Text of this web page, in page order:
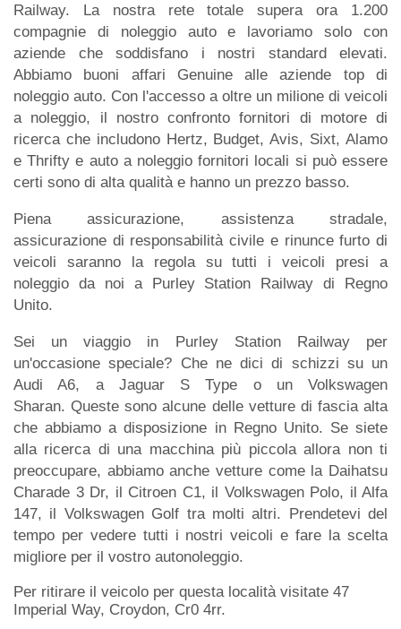
Railway. La nostra rete totale supera ora 1.200
compagnie di noleggio auto e lavoriamo solo con
aziende che soddisfano i nostri standard elevati.
Abbiamo buoni affari Genuine alle aziende top di
noleggio auto. Con l'accesso a oltre un milione di veicoli
a noleggio, il nostro confronto fornitori di motore di
ricerca che includono Hertz, Budget, Avis, Sixt, Alamo
e Thrifty e auto a noleggio fornitori locali si può essere
certi sono di alta qualità e hanno un prezzo basso.
Piena assicurazione, assistenza stradale,
assicurazione di responsabilità civile e rinunce furto di
veicoli saranno la regola su tutti i veicoli presi a
noleggio da noi a Purley Station Railway di Regno
Unito.
Sei un viaggio in Purley Station Railway per
un'occasione speciale? Che ne dici di schizzi su un
Audi A6, a Jaguar S Type o un Volkswagen
Sharan. Queste sono alcune delle vetture di fascia alta
che abbiamo a disposizione in Regno Unito. Se siete
alla ricerca di una macchina più piccola allora non ti
preoccupare, abbiamo anche vetture come la Daihatsu
Charade 3 Dr, il Citroen C1, il Volkswagen Polo, il Alfa
147, il Volkswagen Golf tra molti altri. Prendetevi del
tempo per vedere tutti i nostri veicoli e fare la scelta
migliore per il vostro autonoleggio.
Per ritirare il veicolo per questa località visitate 47
Imperial Way, Croydon, Cr0 4rr.